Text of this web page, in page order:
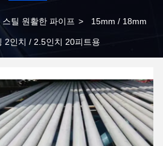
틸 원활한 파이프 > 15mm / 18mm
2인치 / 2.5인치 20피트용